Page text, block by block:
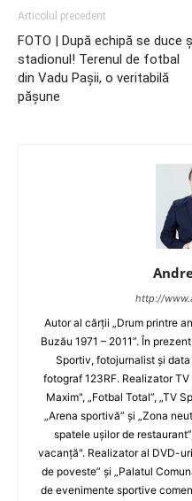
Articolul precedent
FOTO | După echipă se duce
stadionul! Terenul de fotbal
din Vadu Paşii, o veritabilă
păşune
http://
Autor al cărţii „Drum printre
Buzău 1971 – 2011”. În
Sportiv, fotojurnalist şi
fotograf 123RF. Realizator
Maxim", „Fotbal Total”, „TV
„Arena sportivă” şi „Zona
spatele uşilor de
vacanţă". Realizator al DVD-
de poveste” şi „Palatul
de evenimente sportive